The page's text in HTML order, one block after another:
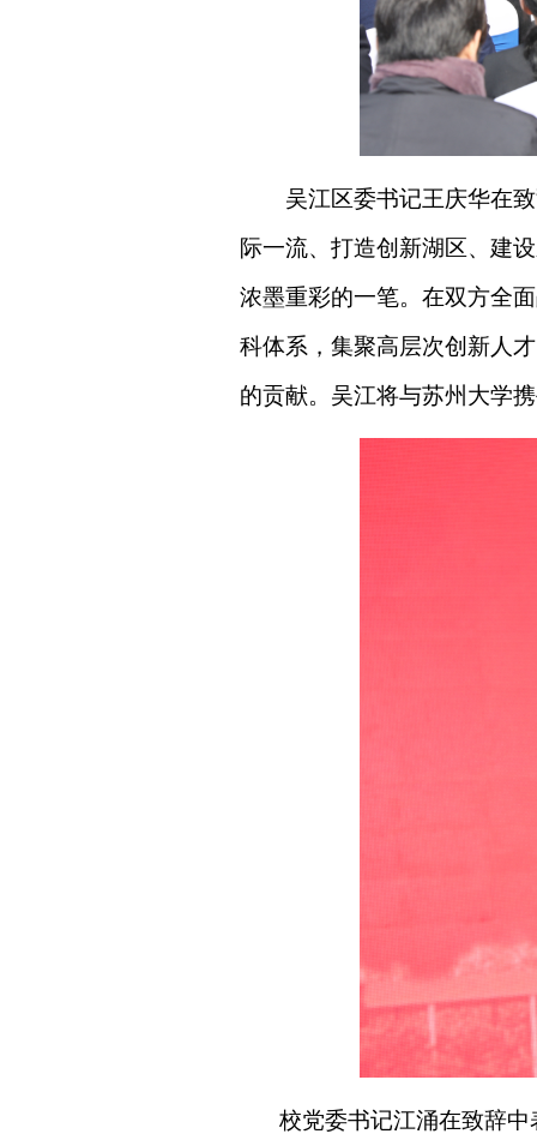
吴江区委书记王庆华在
际一流、打造创新湖区、建
浓墨重彩的一笔。在双方全
科体系，集聚高层次创新人
的贡献。吴江将与苏州大学
校党委书记江涌在致辞